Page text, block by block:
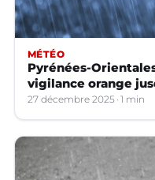
MÉTÉO
Pyrénées-
vigilance orange
27 décembre 2025 1 min